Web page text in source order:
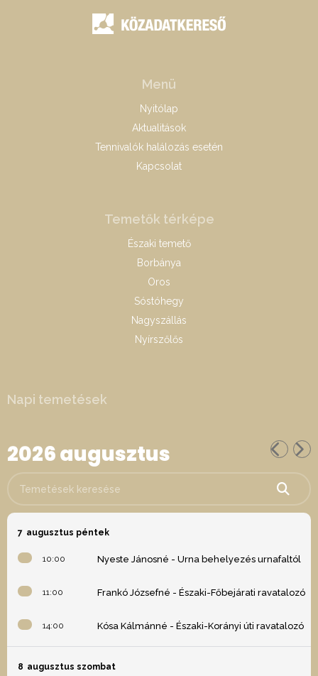
Menü
Nyitólap
Aktualitások
Tennivalók halálozás esetén
Kapcsolat
Temetők térképe
Északi temető
Borbánya
Oros
Sóstóhegy
Nagyszállás
Nyírszőlős
Napi temetések
2026 augusztus
7 augusztus péntek
10:00 Nyeste Jánosné - Urna behelyezés urnafaltól
11:00 Frankó Józsefné - Északi-Főbejárati ravatalozó
14:00 Kósa Kálmánné - Északi-Korányi úti ravatalozó
8 augusztus szombat